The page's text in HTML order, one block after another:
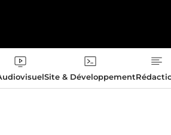
Site & Développement